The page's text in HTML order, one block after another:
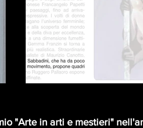
"Arte in arti e mestieri"